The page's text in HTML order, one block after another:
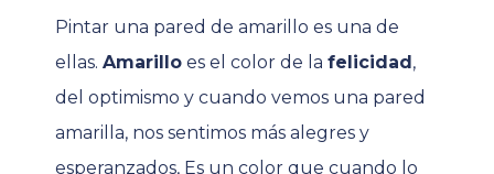
Pintar una pared de amarillo es una de
ellas. Amarillo es el color de la felicidad,
del optimismo y cuando vemos una pared
amarilla, nos sentimos más alegres y
esperanzados, Es un color que cuando lo